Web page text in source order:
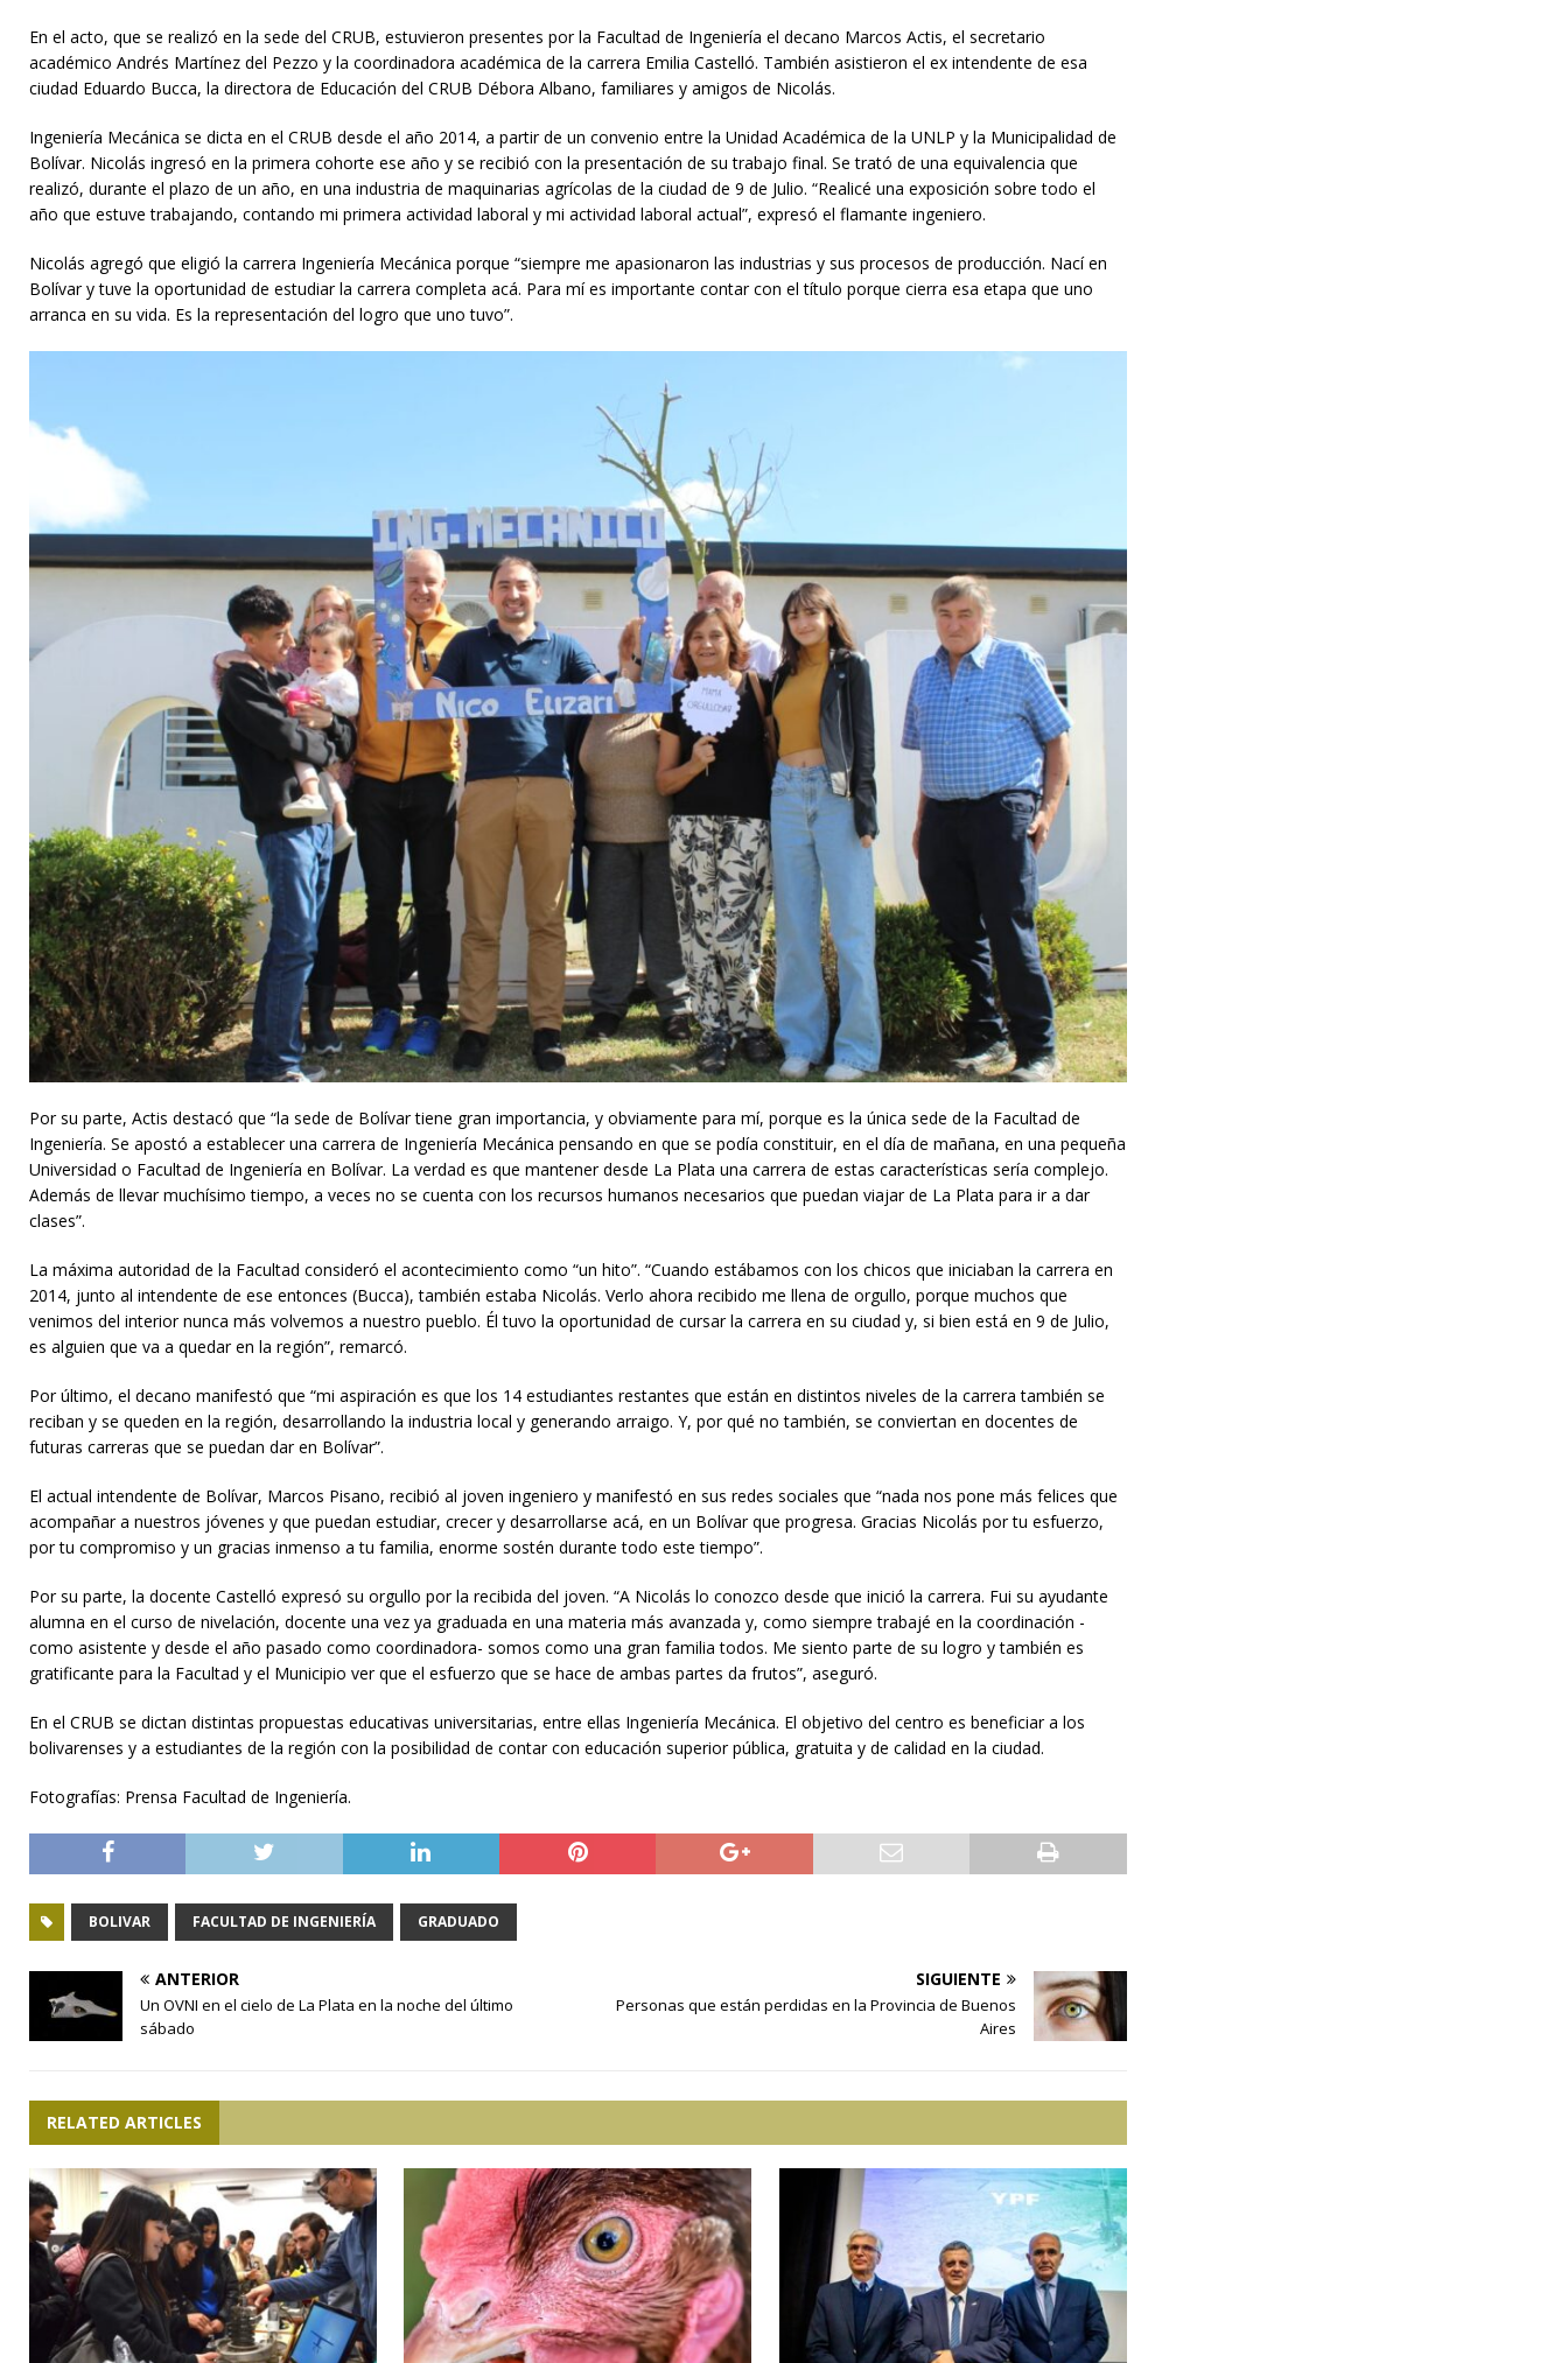
En el acto, que se realizó en la sede del CRUB, estuvieron presentes por la Facultad de Ingeniería el decano Marcos Actis, el secretario
académico Andrés Martínez del Pezzo y la coordinadora académica de la carrera Emilia Castelló. También asistieron el ex intendente de esa
ciudad Eduardo Bucca, la directora de Educación del CRUB Débora Albano, familiares y amigos de Nicolás.
Ingeniería Mecánica se dicta en el CRUB desde el año 2014, a partir de un convenio entre la Unidad Académica de la UNLP y la Municipalidad de
Bolívar. Nicolás ingresó en la primera cohorte ese año y se recibió con la presentación de su trabajo final. Se trató de una equivalencia que
realizó, durante el plazo de un año, en una industria de maquinarias agrícolas de la ciudad de 9 de Julio. “Realicé una exposición sobre todo el
año que estuve trabajando, contando mi primera actividad laboral y mi actividad laboral actual”, expresó el flamante ingeniero.
Nicolás agregó que eligió la carrera Ingeniería Mecánica porque “siempre me apasionaron las industrias y sus procesos de producción. Nací en
Bolívar y tuve la oportunidad de estudiar la carrera completa acá. Para mí es importante contar con el título porque cierra esa etapa que uno
arranca en su vida. Es la representación del logro que uno tuvo”.
Por su parte, Actis destacó que “la sede de Bolívar tiene gran importancia, y obviamente para mí, porque es la única sede de la Facultad de
Ingeniería. Se apostó a establecer una carrera de Ingeniería Mecánica pensando en que se podía constituir, en el día de mañana, en una pequeña
Universidad o Facultad de Ingeniería en Bolívar. La verdad es que mantener desde La Plata una carrera de estas características sería complejo.
Además de llevar muchísimo tiempo, a veces no se cuenta con los recursos humanos necesarios que puedan viajar de La Plata para ir a dar
clases”.
La máxima autoridad de la Facultad consideró el acontecimiento como “un hito”. “Cuando estábamos con los chicos que iniciaban la carrera en
2014, junto al intendente de ese entonces (Bucca), también estaba Nicolás. Verlo ahora recibido me llena de orgullo, porque muchos que
venimos del interior nunca más volvemos a nuestro pueblo. Él tuvo la oportunidad de cursar la carrera en su ciudad y, si bien está en 9 de Julio,
es alguien que va a quedar en la región”, remarcó.
Por último, el decano manifestó que “mi aspiración es que los 14 estudiantes restantes que están en distintos niveles de la carrera también se
reciban y se queden en la región, desarrollando la industria local y generando arraigo. Y, por qué no también, se conviertan en docentes de
futuras carreras que se puedan dar en Bolívar”.
El actual intendente de Bolívar, Marcos Pisano, recibió al joven ingeniero y manifestó en sus redes sociales que “nada nos pone más felices que
acompañar a nuestros jóvenes y que puedan estudiar, crecer y desarrollarse acá, en un Bolívar que progresa. Gracias Nicolás por tu esfuerzo,
por tu compromiso y un gracias inmenso a tu familia, enorme sostén durante todo este tiempo”.
Por su parte, la docente Castelló expresó su orgullo por la recibida del joven. “A Nicolás lo conozco desde que inició la carrera. Fui su ayudante
alumna en el curso de nivelación, docente una vez ya graduada en una materia más avanzada y, como siempre trabajé en la coordinación -
como asistente y desde el año pasado como coordinadora- somos como una gran familia todos. Me siento parte de su logro y también es
gratificante para la Facultad y el Municipio ver que el esfuerzo que se hace de ambas partes da frutos”, aseguró.
En el CRUB se dictan distintas propuestas educativas universitarias, entre ellas Ingeniería Mecánica. El objetivo del centro es beneficiar a los
bolivarenses y a estudiantes de la región con la posibilidad de contar con educación superior pública, gratuita y de calidad en la ciudad.
Fotografías: Prensa Facultad de Ingeniería.
BOLIVAR FACULTAD DE INGENIERÍA GRADUADO
ANTERIOR
Un OVNI en el cielo de La Plata en la noche del último
sábado
SIGUIENTE
Personas que están perdidas en la Provincia de Buenos
Aires
RELATED ARTICLES